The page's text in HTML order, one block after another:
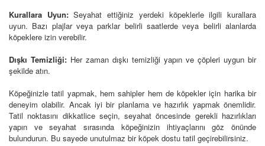
Kurallara Uyun:Seyahat ettiğiniz yerdeki köpeklerle ilgili kurallara
uyun. Bazı plajlar veya parklar belirli saatlerde veya belirli alanlarda
köpeklere izin verebilir.
Dışkı Temizliği: Her zaman dışkı temizliği yapın ve çöpleri uygun bir
şekilde atın.
Köpeğinizle tatil yapmak, hem sahipler hem de köpekler için harika bir
deneyim olabilir. Ancak iyi bir planlama ve hazırlık yapmak önemlidir.
Tatil noktasını dikkatlice seçin, seyahat öncesinde gerekli hazırlıkları
yapın ve seyahat sırasında köpeğinizin ihtiyaçlarını göz önünde
bulundurun. Bu sayede unutulmaz bir köpek dostu tatil geçirebilirsiniz.